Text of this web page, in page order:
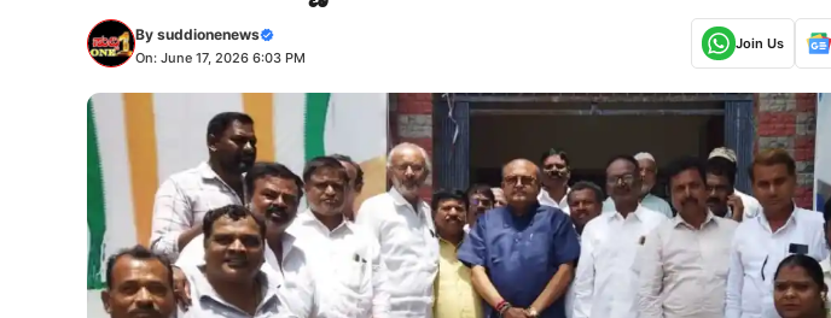
By suddionenews
On: June 17, 2026 6:03 PM
Join Us